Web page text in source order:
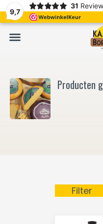
9,7
31
Vers van het mes en
Producten
Filter